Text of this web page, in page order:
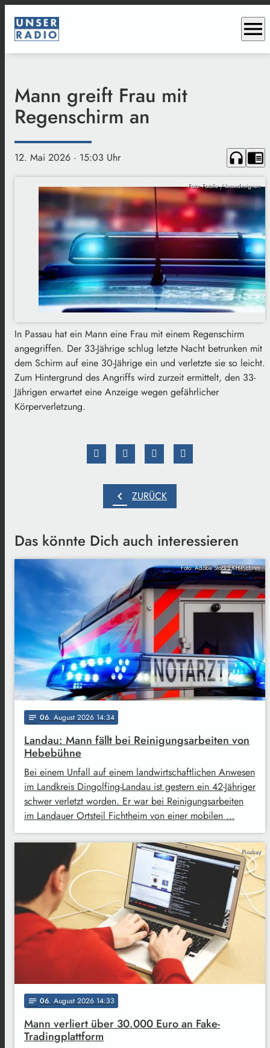
menu
Mann greift Frau mit
Regenschirm an
12. Mai 2026 · 15:03 Uhr headphones chrome_reader_mode
Foto: Fotolia / lassedesignen
In Passau hat ein Mann eine Frau mit einem Regenschirm
angegriffen. Der 33-Jährige schlug letzte Nacht betrunken mit
dem Schirm auf eine 30-Jährige ein und verletzte sie so leicht.
Zum Hintergrund des Angriffs wird zurzeit ermittelt, den 33-
Jährigen erwartet eine Anzeige wegen gefährlicher
Körperverletzung.
chevron_left ZURÜCK
Das könnte Dich auch interessieren
Foto: Adobe Stock EKH-Pictures
notes 06. August 2026 14:34
Landau: Mann fällt bei Reinigungsarbeiten von
Hebebühne
Bei einem Unfall auf einem landwirtschaftlichen Anwesen
im Landkreis Dingolfing-Landau ist gestern ein 42-Jähriger
schwer verletzt worden. Er war bei Reinigungsarbeiten
im Landauer Ortsteil Fichtheim von einer mobilen …
Pixabay
notes 06. August 2026 14:33
Mann verliert über 30.000 Euro an Fake-
Tradingplattform